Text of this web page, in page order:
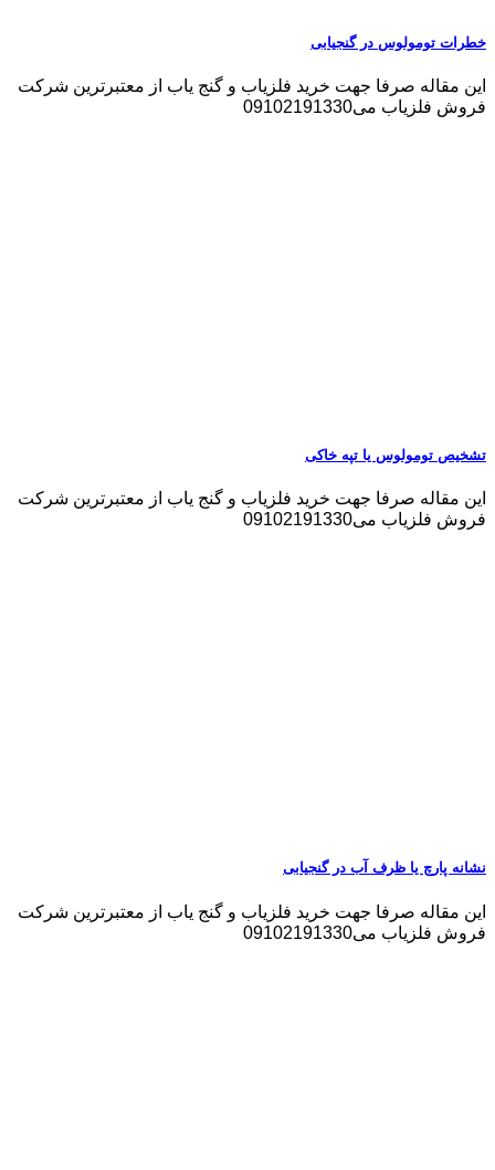
خطرات تومولوس در گنجیابی
این مقاله صرفا جهت خرید فلزیاب و گنج یاب از معتبرترین شرکت
فروش فلزیاب می09102191330
تشخیص تومولوس یا تپه خاکی
این مقاله صرفا جهت خرید فلزیاب و گنج یاب از معتبرترین شرکت
فروش فلزیاب می09102191330
نشانه پارچ یا ظرف آب در گنجیابی
این مقاله صرفا جهت خرید فلزیاب و گنج یاب از معتبرترین شرکت
فروش فلزیاب می09102191330